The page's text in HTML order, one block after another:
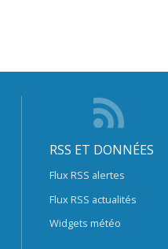
RSS ET DONNÉES
Flux RSS alertes
Flux RSS actualités
Widgets météo